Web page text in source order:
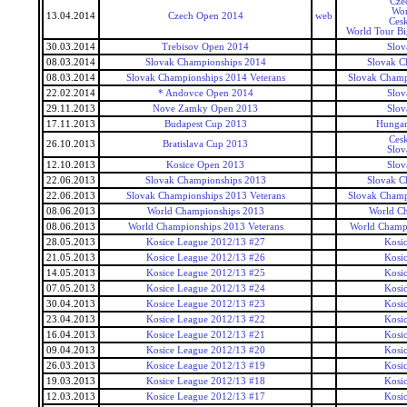
13.04.2014 Czech Open 2014 web
World Tour
30.03.2014
Trebisov Open 2014
08.03.2014
Slovak Championships 2014
Slovak
08.03.2014
Slovak Championships 2014 Veterans
Slovak
22.02.2014
* Andovce Open 2014
29.11.2013
Nove Zamky Open 2013
17.11.2013
Budapest Cup 2013
26.10.2013
Bratislava Cup 2013
12.10.2013
Kosice Open 2013
22.06.2013
Slovak Championships 2013
Slovak
22.06.2013
Slovak Championships 2013 Veterans
Slovak
08.06.2013
World Championships 2013
World
08.06.2013
World Championships 2013 Veterans
World
28.05.2013
Kosice League 2012/13 #27
21.05.2013
Kosice League 2012/13 #26
14.05.2013
Kosice League 2012/13 #25
07.05.2013
Kosice League 2012/13 #24
30.04.2013
Kosice League 2012/13 #23
23.04.2013
Kosice League 2012/13 #22
16.04.2013
Kosice League 2012/13 #21
09.04.2013
Kosice League 2012/13 #20
26.03.2013
Kosice League 2012/13 #19
19.03.2013
Kosice League 2012/13 #18
12.03.2013
Kosice League 2012/13 #17